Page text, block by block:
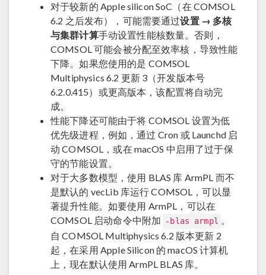
对于较新的 Apple silicon SoC（在 COMSOL
6.2 之后发布），可能需要通过设置 → 多核
与集群计算手动设置性能核数量。否则，
COMSOL 可能会被分配至效率核，导致性能
下降。如果您使用的是 COMSOL
Multiphysics 6.2 更新 3（开发版本号
6.2.0.415）或更高版本，该配置将自动完
成。
性能下降还可能由于将 COMSOL 设置为低
优先级进程，例如，通过 Cron 或 Launchd 启
动 COMSOL，或在 macOS 中启用了过于保
守的节能设置。
对于大多数模型，使用 BLAS 库 ArmPL 而不
是默认的 vecLib 库运行 COMSOL，可以显
著提升性能。如要使用 ArmPL，可以在
COMSOL 启动命令中附加
-blas armpl 。
自 COMSOL Multiphysics 6.2 版本更新 2
起，在采用 Apple Silicon 的 macOS 计算机
上，现在默认使用 ArmPL BLAS 库。